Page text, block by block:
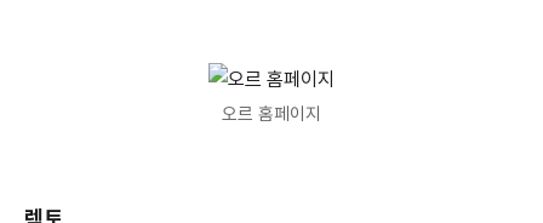
오르 홈페이지